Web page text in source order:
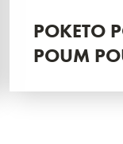
POKETO
POUM